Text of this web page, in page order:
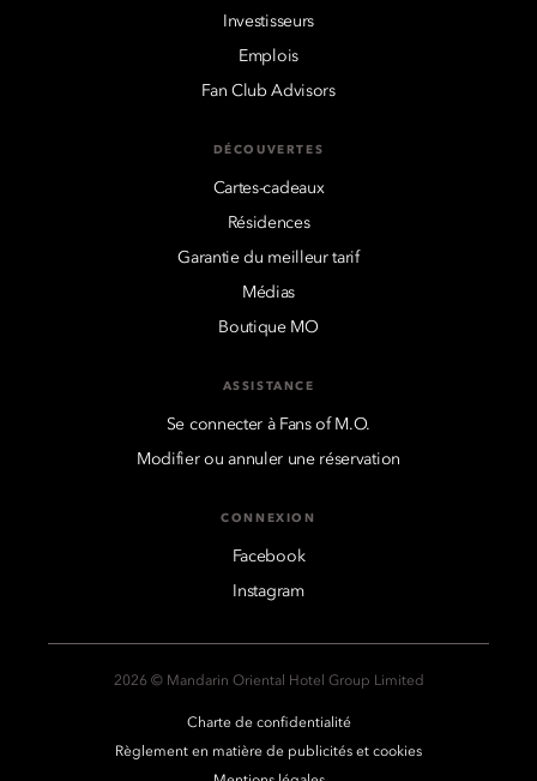
Investisseurs
Emplois
Fan Club Advisors
DÉCOUVERTES
Cartes-cadeaux
Résidences
Garantie du meilleur tarif
Médias
Boutique MO
ASSISTANCE
Se connecter à Fans of M.O.
Modifier ou annuler une réservation
CONNEXION
Facebook
Instagram
2026 © Mandarin Oriental Hotel Group Limited
Charte de confidentialité
Règlement en matière de publicités et cookies